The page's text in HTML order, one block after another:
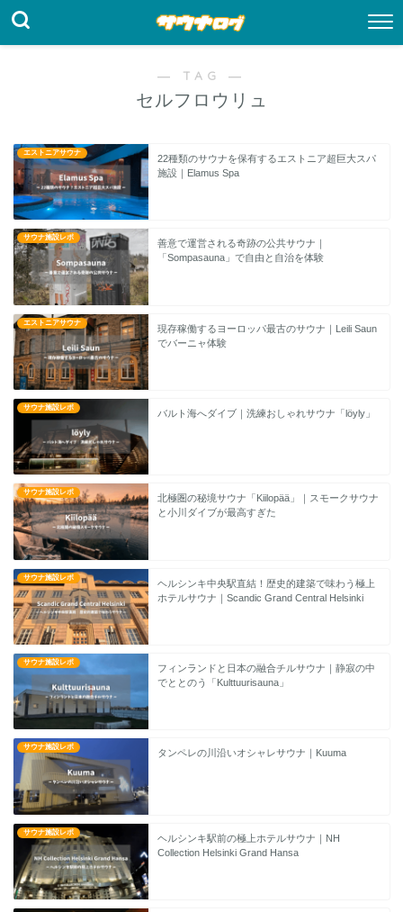
― TAG ―
セルフロウリュ
エストニアサウナ
22種類のサウナを保有するエストニア超巨大スパ
施設｜Elamus Spa
サウナ施設レポ
善意で運営される奇跡の公共サウナ｜
「Sompasauna」で自由と自治を体験
エストニアサウナ
現存稼働するヨーロッパ最古のサウナ｜Leili Saun
でバーニャ体験
サウナ施設レポ
バルト海へダイブ｜洗練おしゃれサウナ「löyly」
サウナ施設レポ
北極圏の秘境サウナ「Kiilopää」｜スモークサウナ
と小川ダイブが最高すぎた
サウナ施設レポ
ヘルシンキ中央駅直結！歴史的建築で味わう極上
ホテルサウナ｜Scandic Grand Central Helsinki
サウナ施設レポ
フィンランドと日本の融合チルサウナ｜静寂の中
でととのう「Kulttuurisauna」
サウナ施設レポ
タンペレの川沿いオシャレサウナ｜Kuuma
サウナ施設レポ
ヘルシンキ駅前の極上ホテルサウナ｜NH
Collection Helsinki Grand Hansa